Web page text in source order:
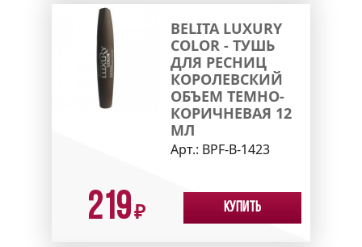
BELITA LUXURY
COLOR - ТУШЬ
ДЛЯ РЕСНИЦ
КОРОЛЕВСКИЙ
ОБЪЕМ ТЕМНО-
КОРИЧНЕВАЯ 12
МЛ
Арт.: BPF-B-1423
219₽ Купить